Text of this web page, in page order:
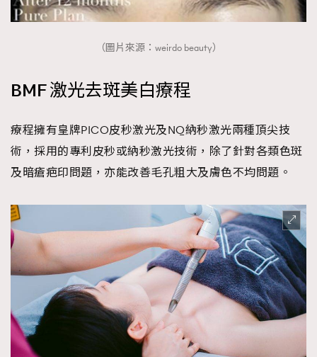
（圖片來源：weirdo beauty）
BMF 激光去斑美白療程
療程擁有皇牌PICO皮秒激光及NQ納秒激光兩種頂尖技
術，採用的專利皮秒或納秒激光技術，除了針對各類色斑
及暗瘡疤印問題，亦能改善毛孔粗大及膚色不均問題。